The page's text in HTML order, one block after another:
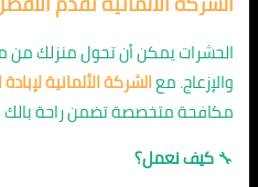
الحشرات يمكن أن تحول منزلك من
والإزعاج. معالشركة الألمانية
مكافحة متخصصة تضمن راحة بالك
🔧كيف نعمل؟